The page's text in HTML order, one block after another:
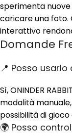
sperimenta
caricare una foto.
interattivo
Domande
📍 Posso usarlo
Sì, ONINDER
modalità
possibilità di
🌍 Posso